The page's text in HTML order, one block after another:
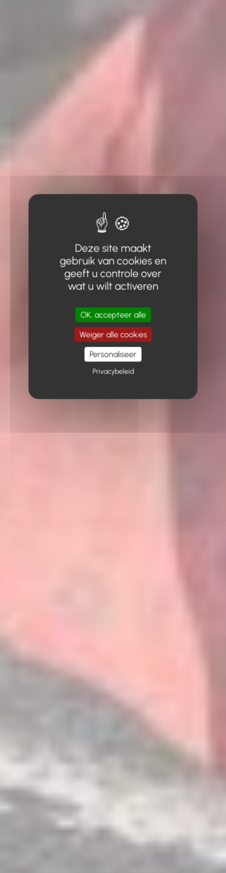
Deze site maakt
gebruik van cookies en
geeft u controle over
wat u wilt activeren
OK, accepteer alle
Weiger alle cookies
Personaliseer
Privacybeleid